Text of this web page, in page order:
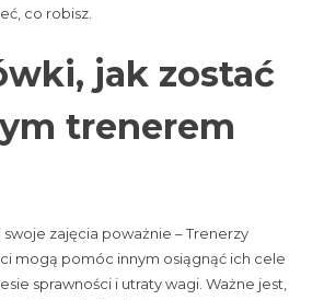
co robisz.
jak zostać
trenerem
swoje zajęcia poważnie – Trenerzy
mogą pomóc innym osiągnąć ich cele
sprawności i utraty wagi. Ważne jest,